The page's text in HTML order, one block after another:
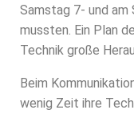
Samstag 7- und am
mussten. Ein Plan
Technik große
Beim
wenig Zeit ihre